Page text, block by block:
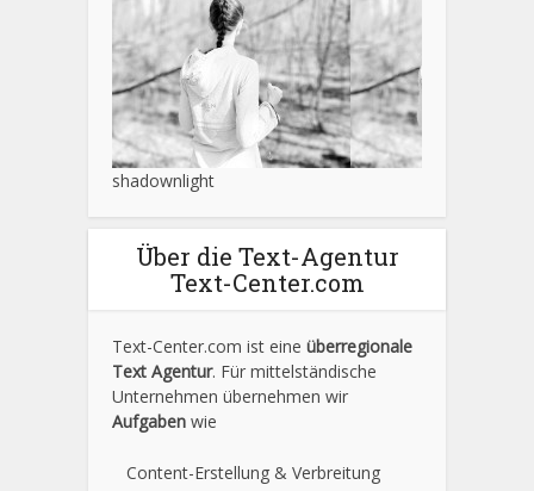
shadownlight
Über die Text-Agentur
Text-Center.com
Text-Center.com ist eine überregionale
Text Agentur. Für mittelständische
Unternehmen übernehmen wir
Aufgaben wie
Content-Erstellung & Verbreitung